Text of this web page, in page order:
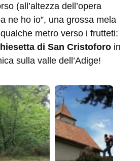
(all’altezza dell’opera
ne ho io”, una grossa mela
metro verso i frutteti:
di San Cristoforo in
sulla valle dell’Adige!